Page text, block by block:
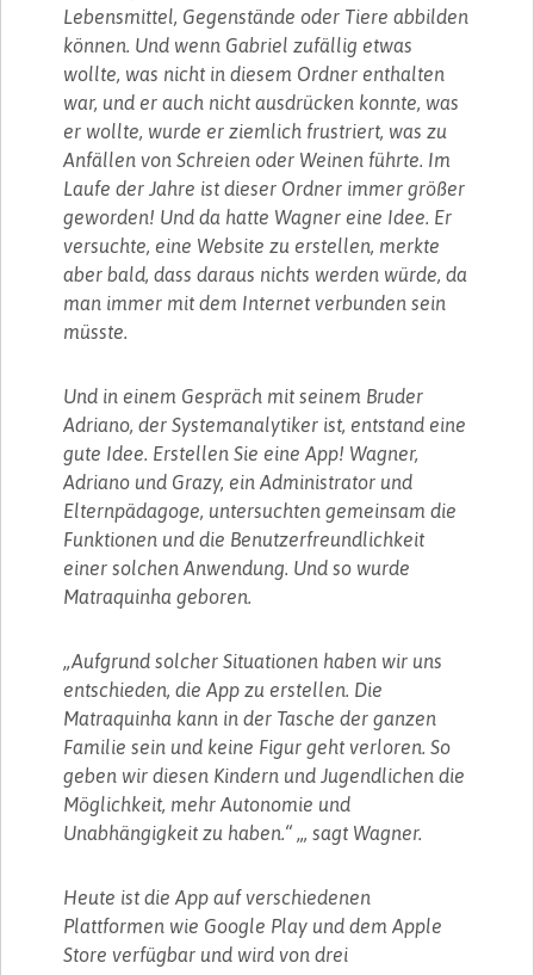
Lebensmittel, Gegenstände oder Tiere abbilden
können. Und wenn Gabriel zufällig etwas
wollte, was nicht in diesem Ordner enthalten
war, und er auch nicht ausdrücken konnte, was
er wollte, wurde er ziemlich frustriert, was zu
Anfällen von Schreien oder Weinen führte. Im
Laufe der Jahre ist dieser Ordner immer größer
geworden! Und da hatte Wagner eine Idee. Er
versuchte, eine Website zu erstellen, merkte
aber bald, dass daraus nichts werden würde, da
man immer mit dem Internet verbunden sein
müsste.
Und in einem Gespräch mit seinem Bruder
Adriano, der Systemanalytiker ist, entstand eine
gute Idee. Erstellen Sie eine App! Wagner,
Adriano und Grazy, ein Administrator und
Elternpädagoge, untersuchten gemeinsam die
Funktionen und die Benutzerfreundlichkeit
einer solchen Anwendung. Und so wurde
Matraquinha geboren.
„Aufgrund solcher Situationen haben wir uns
entschieden, die App zu erstellen. Die
Matraquinha kann in der Tasche der ganzen
Familie sein und keine Figur geht verloren. So
geben wir diesen Kindern und Jugendlichen die
Möglichkeit, mehr Autonomie und
Unabhängigkeit zu haben.“ „, sagt Wagner.
Heute ist die App auf verschiedenen
Plattformen wie Google Play und dem Apple
Store verfügbar und wird von drei